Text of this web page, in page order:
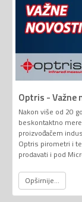
Optris - Važne
Nakon više od 20
beskontaktno
proizvođačem
Optris pirometri i
prodavati i pod
Opširnije...